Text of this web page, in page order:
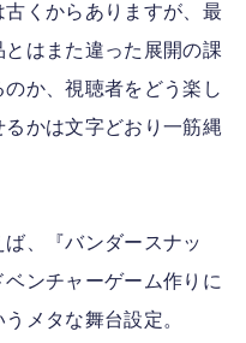
くからありますが、最
はまた違った展開の課
か、視聴者をどう楽し
かは文字どおり一筋縄
、『バンダースナッ
ンチャーゲーム作りに
メタな舞台設定。